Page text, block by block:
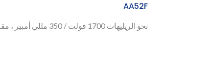
AA52F
نحو الريليهات 1700 فولت / 350 مللي أمبير ، مقاومة التوصيل 0.6 أوم ، ريليهات حالة صلبة بتقنية...